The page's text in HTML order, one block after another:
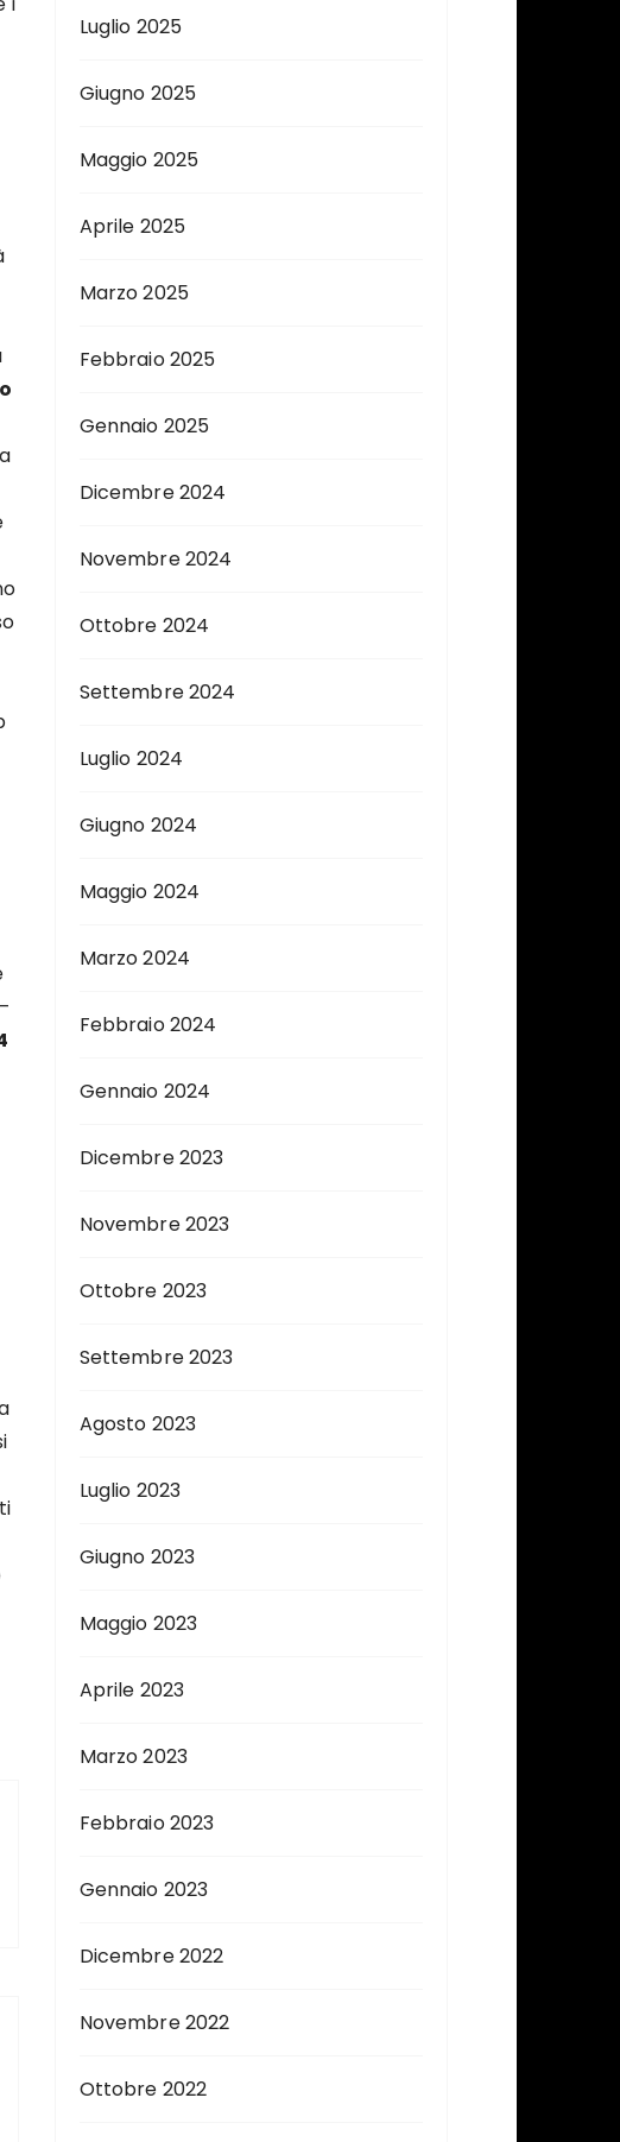
a
Luglio 2025
Giugno 2025
Maggio 2025
Aprile 2025
Marzo 2025
Febbraio 2025
Gennaio 2025
Dicembre 2024
Novembre 2024
Ottobre 2024
Settembre 2024
Luglio 2024
Giugno 2024
Maggio 2024
Marzo 2024
Febbraio 2024
Gennaio 2024
Dicembre 2023
Novembre 2023
Ottobre 2023
Settembre 2023
Agosto 2023
Luglio 2023
Giugno 2023
Maggio 2023
Aprile 2023
Marzo 2023
Febbraio 2023
Gennaio 2023
Dicembre 2022
Novembre 2022
Ottobre 2022